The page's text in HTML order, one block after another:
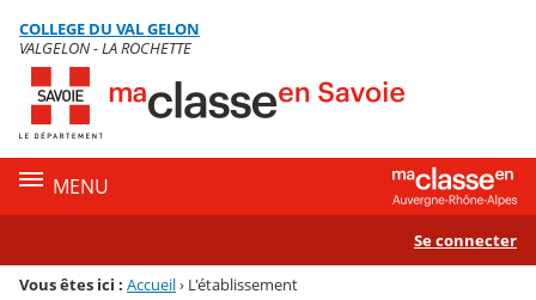
Menu de la rubrique
Contenu
COLLEGE DU VAL GELON
VALGELON - LA ROCHETTE
MENU
Se connecter
Vous êtes ici : Accueil› L'établissement